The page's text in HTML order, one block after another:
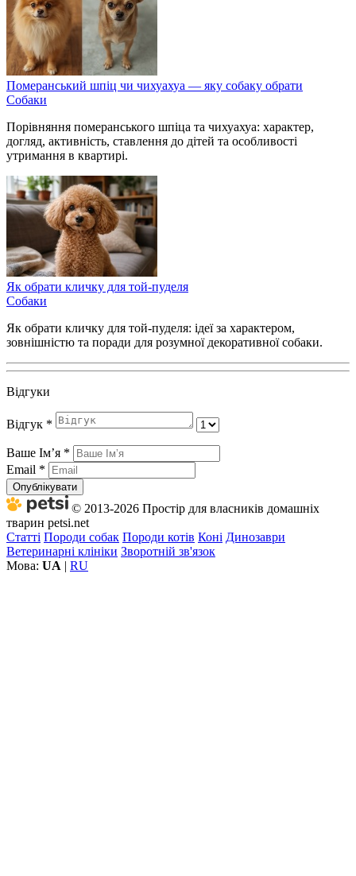
Померанський шпіц чи чихуахуа — яку собаку обрати
Собаки
Порівняння померанського шпіца та чихуахуа: характер,
догляд, активність, ставлення до дітей та особливості
утримання в квартирі.
Як обрати кличку для той-пуделя
Собаки
Як обрати кличку для той-пуделя: ідеї за характером,
зовнішністю та поради для розумної декоративної собаки.
Відгуки
Відгук *
Ваше Імʼя *
Email *
Опублікувати
© 2013-2026 Простір для власників домашніх
тварин petsi.net
Статті Породи собак Породи котів Коні Динозаври
Ветеринарні клініки Зворотній зв'язок
Мова: UA | RU